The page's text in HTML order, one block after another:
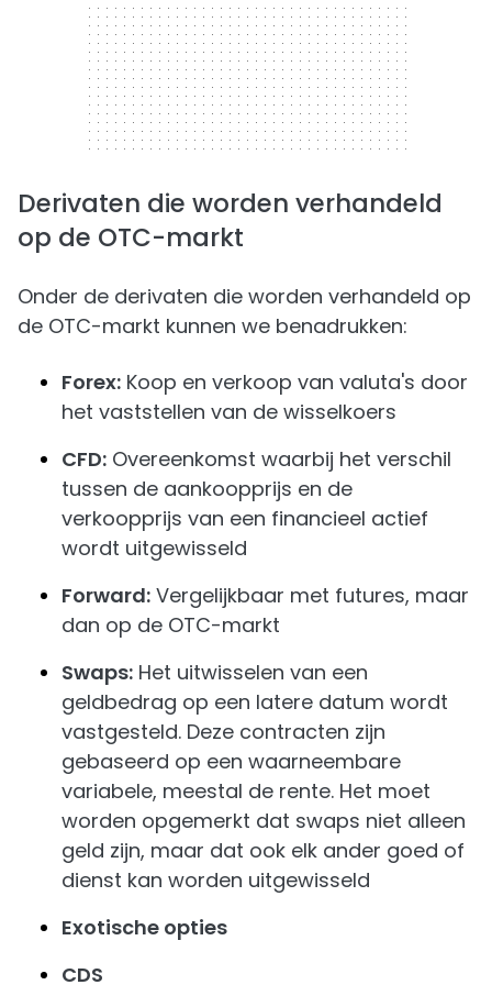
Derivaten die worden verhandeld
op de OTC-markt
Onder de derivaten die worden verhandeld op
de OTC-markt kunnen we benadrukken:
Forex: Koop en verkoop van valuta's door
het vaststellen van de wisselkoers
CFD: Overeenkomst waarbij het verschil
tussen de aankoopprijs en de
verkoopprijs van een financieel actief
wordt uitgewisseld
Forward: Vergelijkbaar met futures, maar
dan op de OTC-markt
Swaps: Het uitwisselen van een
geldbedrag op een latere datum wordt
vastgesteld. Deze contracten zijn
gebaseerd op een waarneembare
variabele, meestal de rente. Het moet
worden opgemerkt dat swaps niet alleen
geld zijn, maar dat ook elk ander goed of
dienst kan worden uitgewisseld
Exotische opties
CDS